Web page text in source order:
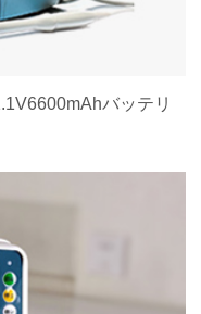
バッテリ